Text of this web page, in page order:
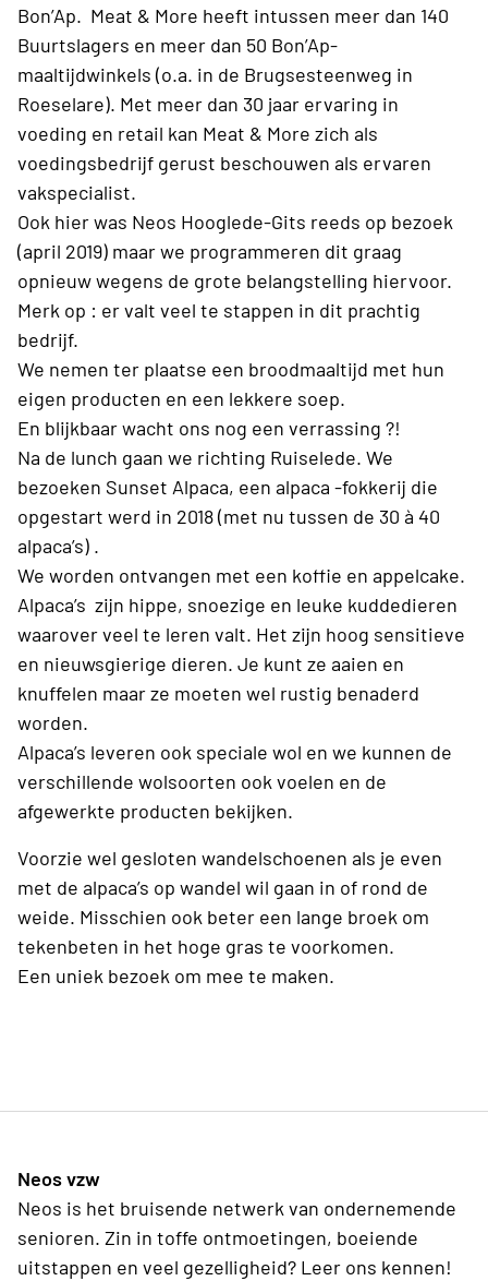
Bon’Ap. Meat & More heeft intussen meer dan 140
Buurtslagers en meer dan 50 Bon’Ap-
maaltijdwinkels (o.a. in de Brugsesteenweg in
Roeselare). Met meer dan 30 jaar ervaring in
voeding en retail kan Meat & More zich als
voedingsbedrijf gerust beschouwen als ervaren
vakspecialist.
Ook hier was Neos Hooglede-Gits reeds op bezoek
(april 2019) maar we programmeren dit graag
opnieuw wegens de grote belangstelling hiervoor.
Merk op : er valt veel te stappen in dit prachtig
bedrijf.
We nemen ter plaatse een broodmaaltijd met hun
eigen producten en een lekkere soep.
En blijkbaar wacht ons nog een verrassing ?!
Na de lunch gaan we richting Ruiselede. We
bezoeken Sunset Alpaca, een alpaca -fokkerij die
opgestart werd in 2018 (met nu tussen de 30 à 40
alpaca’s) .
We worden ontvangen met een koffie en appelcake.
Alpaca’s zijn hippe, snoezige en leuke kuddedieren
waarover veel te leren valt. Het zijn hoog sensitieve
en nieuwsgierige dieren. Je kunt ze aaien en
knuffelen maar ze moeten wel rustig benaderd
worden.
Alpaca’s leveren ook speciale wol en we kunnen de
verschillende wolsoorten ook voelen en de
afgewerkte producten bekijken.
Voorzie wel gesloten wandelschoenen als je even
met de alpaca’s op wandel wil gaan in of rond de
weide. Misschien ook beter een lange broek om
tekenbeten in het hoge gras te voorkomen.
Een uniek bezoek om mee te maken.
Neos vzw
Neos is het bruisende netwerk van ondernemende
senioren. Zin in toffe ontmoetingen, boeiende
uitstappen en veel gezelligheid? Leer ons kennen!